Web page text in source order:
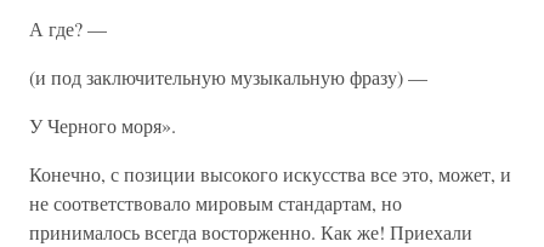
А где? —
(и под заключительную музыкальную фразу) —
У Черного моря».
Конечно, с позиции высокого искусства все это, может, и
не соответствовало мировым стандартам, но
принималось всегда восторженно. Как же! Приехали